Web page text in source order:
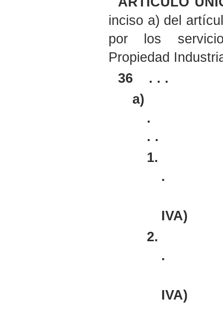
inciso a) del
por los
Propiedad
36
. . .
a)
.
. .
1.
.
IVA)
2.
.
IVA)